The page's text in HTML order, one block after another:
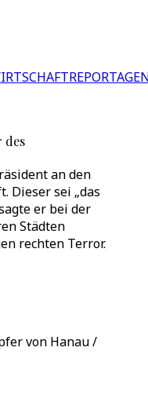
des
an den
Dieser sei „das
er bei der
Städten
rechten Terror.
von Hanau /